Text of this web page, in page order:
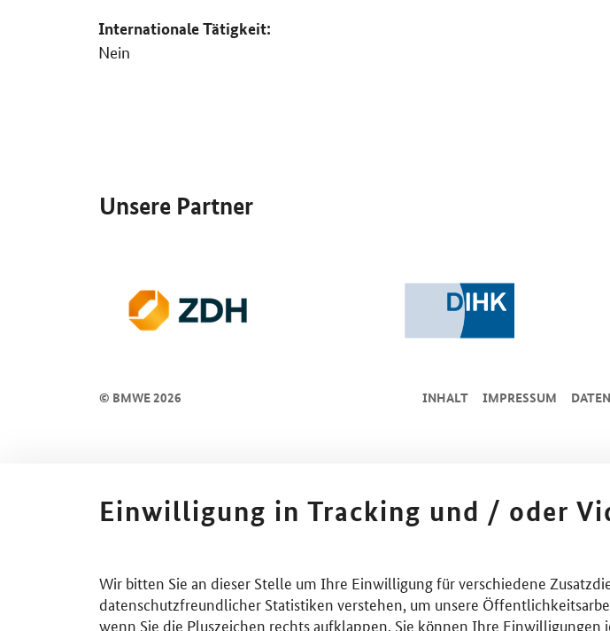
Internationale Tätigkeit:
Nein
Unsere Partner
© BMWE 2026 INHALT IMPRESSUM
Einwilligung in Tracking und / oder
Wir bitten Sie an dieser Stelle um Ihre Einwilligung für verschiedene
datenschutzfreundlicher Statistiken verstehen, um unsere
wenn Sie die Pluszeichen rechts aufklappen. Sie können Ihre